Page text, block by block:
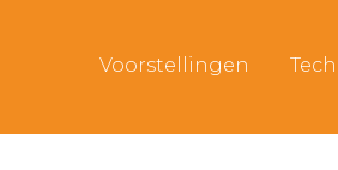
Voorstellingen